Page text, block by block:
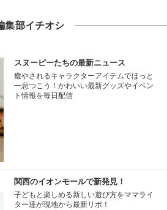
集部イチオシ
スヌーピーたちの最新ニュース
癒やされるキャラクターアイテムでほっと
一息つこう！かわいい最新グッズやイベン
ト情報を毎日配信
関西のイオンモールで新発見！
子どもと楽しめる新しい遊び方をママライ
ター達が現地から最新リポ！